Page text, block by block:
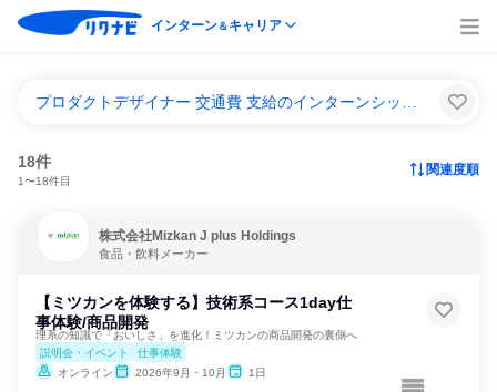
インターン＆キャリア
18件
1〜18件目
関連度順
株式会社Mizkan J plus Holdings
食品・飲料メーカー
【ミツカンを体験する】技術系コース1day仕
事体験/商品開発
理系の知識で「おいしさ」を進化！ミツカンの商品開発の裏側へ
説明会・イベント
仕事体験
オンライン
2026年9月・10月 1日